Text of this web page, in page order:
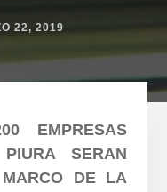
22, 2019
EMPRESAS
SERAN
DE LA